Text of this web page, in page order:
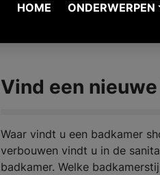
HOME ONDERWERPEN
Vind een
Waar vindt u een badkamer
verbouwen vindt u in de
badkamer. Welke